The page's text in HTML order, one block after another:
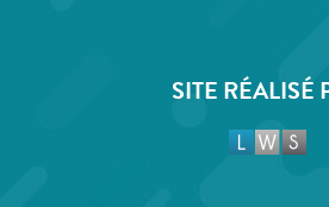
SITE RÉALISÉ